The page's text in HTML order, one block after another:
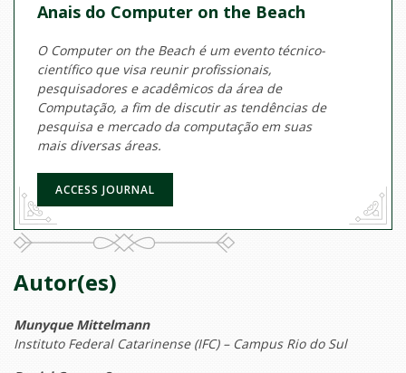
Anais do Computer on the Beach
O Computer on the Beach é um evento técnico-
científico que visa reunir profissionais,
pesquisadores e acadêmicos da área de
Computação, a fim de discutir as tendências de
pesquisa e mercado da computação em suas
mais diversas áreas.
ACCESS JOURNAL
Autor(es)
Munyque Mittelmann
Instituto Federal Catarinense (IFC) – Campus Rio do Sul